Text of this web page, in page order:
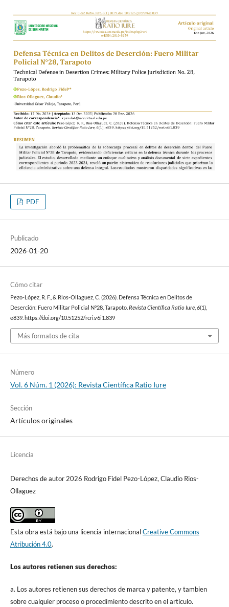
PDF
Publicado
2026-01-20
Cómo citar
Pezo-López, R. F., & Rios-Ollaguez, C. (2026). Defensa Técnica en Delitos de
Deserción: Fuero Militar Policial N°28, Tarapoto. Revista Científica Ratio Iure, 6(1),
e839. https://doi.org/10.51252/rcri.v6i1.839
Más formatos de cita
Número
Vol. 6 Núm. 1 (2026): Revista Científica Ratio Iure
Sección
Artículos originales
Licencia
Derechos de autor 2026 Rodrigo Fidel Pezo-López, Claudio Rios-
Ollaguez
Esta obra está bajo una licencia internacionalCreative Commons
Atribución 4.0.
Los autores retienen sus derechos:
a. Los autores retienen sus derechos de marca y patente, y tambien
sobre cualquier proceso o procedimiento descrito en el artículo.